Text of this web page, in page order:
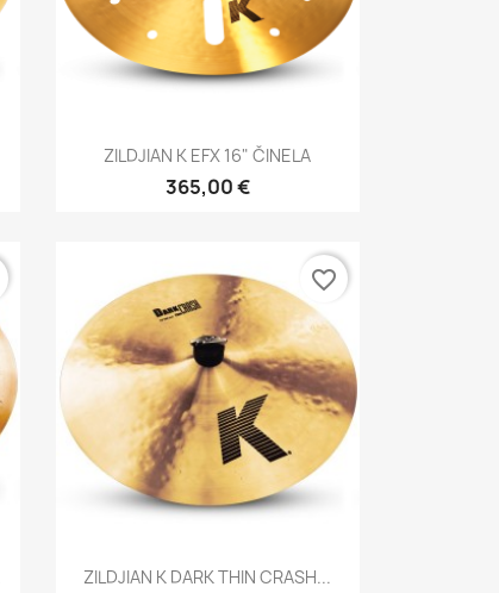
Brzi pregled
ZILDJIAN K EFX 16" ČINELA
365,00 €
Brzi pregled
ZILDJIAN K DARK THIN CRASH...
favorite_border